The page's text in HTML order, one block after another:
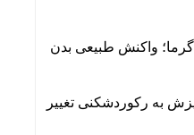
واکنش طبیعی بدن
به رکوردشکنی تغییر